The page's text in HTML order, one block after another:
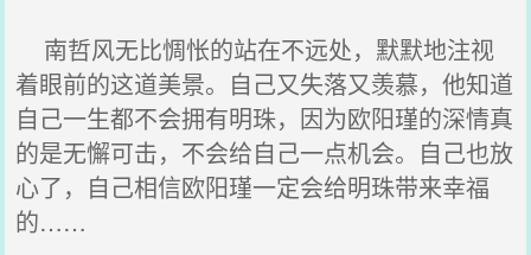
南哲风无比惆怅的站在不远处，默默地注视
着眼前的这道美景。自己又失落又羡慕，他知道
自己一生都不会拥有明珠，因为欧阳瑾的深情真
的是无懈可击，不会给自己一点机会。自己也放
心了，自己相信欧阳瑾一定会给明珠带来幸福
的……